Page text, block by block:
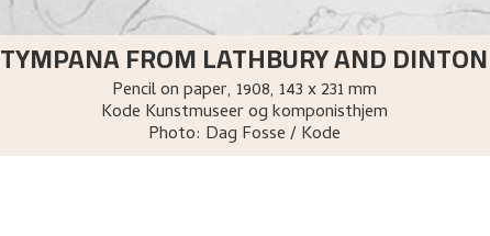
TYMPANA FROM LATHBURY AND DINTON
Pencil on paper, 1908, 143 x 231 mm
Kode Kunstmuseer og komponisthjem
Photo: Dag Fosse / Kode